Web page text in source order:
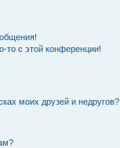
то с этой конференции!
моих друзей и недругов?